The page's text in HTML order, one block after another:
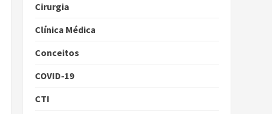
Cirurgia
Clínica Médica
Conceitos
COVID-19
CTI